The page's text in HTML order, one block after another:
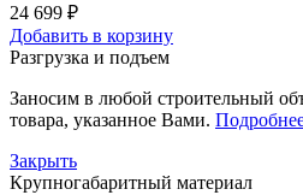
24 699 ₽
Добавить в корзину
Разгрузка и подъем
Заносим в любой строительный
товара, указанное Вами.
Закрыть
Крупногабаритный материал